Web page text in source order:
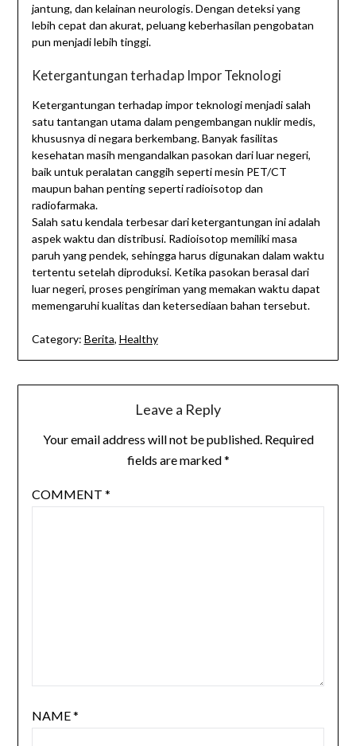
jantung, dan kelainan neurologis. Dengan deteksi yang
lebih cepat dan akurat, peluang keberhasilan pengobatan
pun menjadi lebih tinggi.
Ketergantungan terhadap Impor Teknologi
Ketergantungan terhadap impor teknologi menjadi salah
satu tantangan utama dalam pengembangan nuklir medis,
khususnya di negara berkembang. Banyak fasilitas
kesehatan masih mengandalkan pasokan dari luar negeri,
baik untuk peralatan canggih seperti mesin PET/CT
maupun bahan penting seperti radioisotop dan
radiofarmaka.
Salah satu kendala terbesar dari ketergantungan ini adalah
aspek waktu dan distribusi. Radioisotop memiliki masa
paruh yang pendek, sehingga harus digunakan dalam waktu
tertentu setelah diproduksi. Ketika pasokan berasal dari
luar negeri, proses pengiriman yang memakan waktu dapat
memengaruhi kualitas dan ketersediaan bahan tersebut.
Category: Berita, Healthy
Leave a Reply
Your email address will not be published. Required
fields are marked*
COMMENT *
NAME*